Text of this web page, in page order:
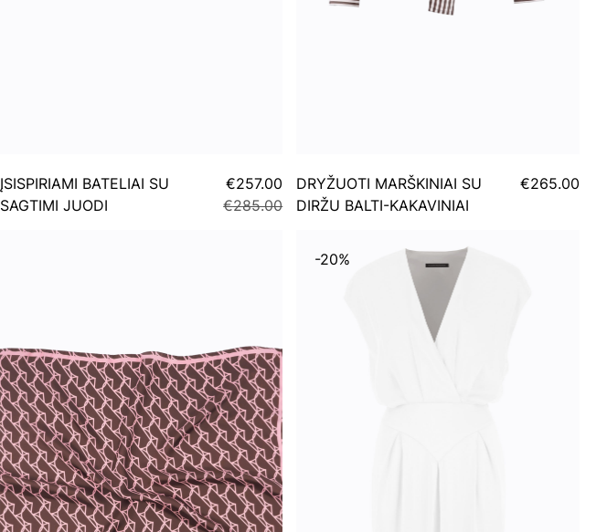
ĮSISPIRIAMI BATELIAI SU
SAGTIMI JUODI
€257.00
€285.00
DRYŽUOTI MARŠKINIAI SU
DIRŽU BALTI-KAKAVINIAI
€265.00
-20%